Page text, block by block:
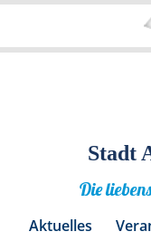
Stadt
Die
Aktuelles